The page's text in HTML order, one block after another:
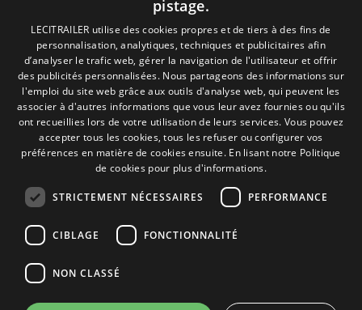
Politique de Confidentialité
Politique de Cookies
Conditions générales de vente
Gérer les cookies
Contact
Camino de los Huertos, S/N. Apdo 100
50620 - Casetas (Zaragoza) SPAIN
+(34) 976 462 121
SPANISH
ENGLISH
FRENCH
ITALIAN
PORTUGUESE
pistage.
LECITRAILER utilise des cookies propres et de tiers à des fins de
personnalisation, analytiques, techniques et publicitaires afin
d’analyser le trafic web, gérer la navigation de l'utilisateur et offrir
des publicités personnalisées. Nous partageons des informations sur
l'emploi du site web grâce aux outils d'analyse web, qui peuvent les
associer à d'autres informations que vous leur avez fournies ou qu'ils
ont recueillies lors de votre utilisation de leurs services. Vous pouvez
accepter tous les cookies, tous les refuser ou configurer vos
préférences en matière de cookies ensuite. En lisant notre Politique
de cookies pour plus d'informations.
STRICTEMENT NÉCESSAIRES PERFORMANCE
CIBLAGE FONCTIONNALITÉ
NON CLASSÉ